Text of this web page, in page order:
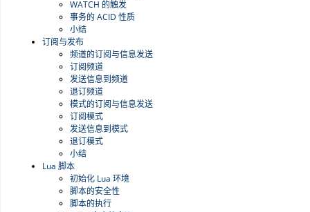
WATCH 的触发
事务的 ACID 性质
小结
订阅与发布
频道的订阅与信息发送
订阅频道
发送信息到频道
退订频道
模式的订阅与信息发送
订阅模式
发送信息到模式
退订模式
小结
Lua 脚本
初始化 Lua 环境
脚本的安全性
脚本的执行